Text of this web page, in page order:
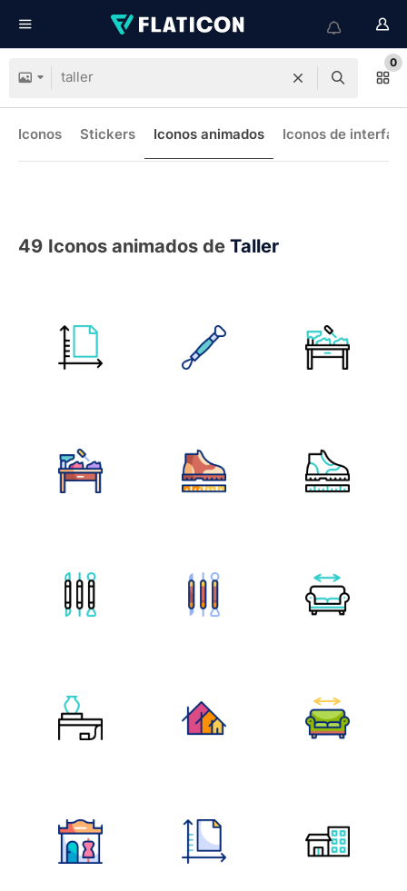
0
Iconos Stickers Iconos animados Iconos de interfaz
49 Iconos animados de Taller